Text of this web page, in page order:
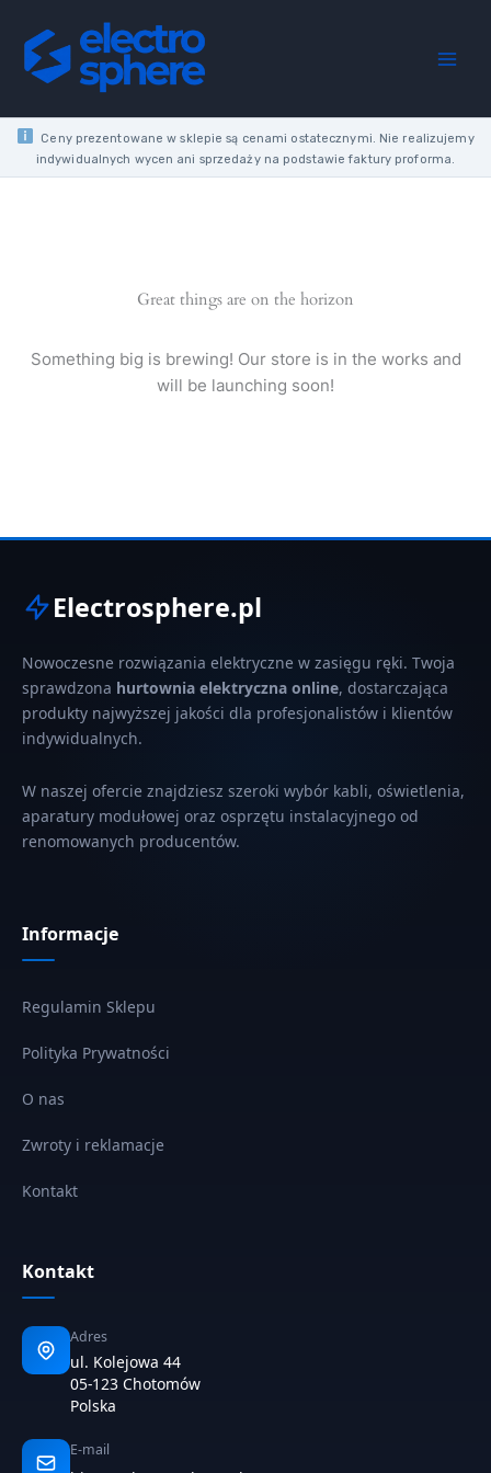
content
Ceny prezentowane w sklepie są cenami ostatecznymi. Nie realizujemy
indywidualnych wycen ani sprzedaży na podstawie faktury proforma.
Great things are on the horizon
Something big is brewing! Our store is in the works and
will be launching soon!
Electrosphere.pl
Nowoczesne rozwiązania elektryczne w zasięgu ręki. Twoja
sprawdzona hurtownia elektryczna online, dostarczająca
produkty najwyższej jakości dla profesjonalistów i klientów
indywidualnych.
W naszej ofercie znajdziesz szeroki wybór kabli, oświetlenia,
aparatury modułowej oraz osprzętu instalacyjnego od
renomowanych producentów.
Informacje
Regulamin Sklepu
Polityka Prywatności
O nas
Zwroty i reklamacje
Kontakt
Kontakt
Adres
ul. Kolejowa 44
05-123 Chotomów
Polska
E-mail
MODULE
BUTTON
2X
SPRING
CLAMP
10AX